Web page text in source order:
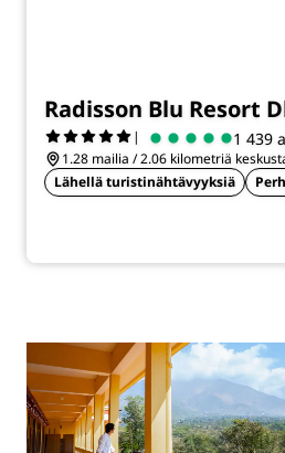
Radisson Blu Resort
| 1 439
1.28 mailia / 2.06 kilometriä
Lähellä turistinähtävyyksiä